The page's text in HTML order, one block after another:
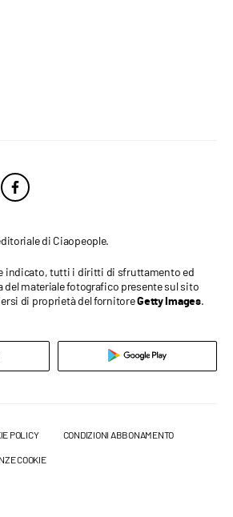
di Ciaopeople.
indicato, tutti i diritti di sfruttamento ed
del materiale fotografico presente sul sito
di proprietà del fornitoreGetty Images.
POLICY CONDIZIONI ABBONAMENTO
COOKIE